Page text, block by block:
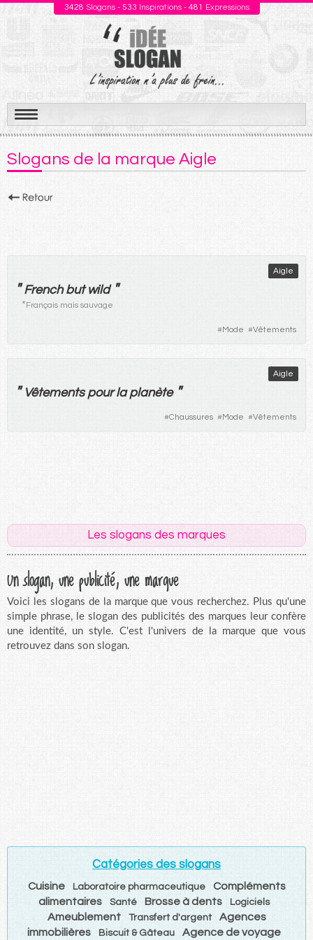
3428 Slogans - 533 Inspirations - 481 Expressions
Aller
au
contenu
Slogans de la marque Aigle
Aigle
"French but wild "
*Français mais sauvage
#Mode #Vêtements
Aigle
" Vêtements pour la planète "
#Chaussures #Mode #Vêtements
Les slogans des marques
Un slogan, une publicité, une marque
Voici les slogans de la marque que vous recherchez. Plus qu'une
simple phrase, le slogan des publicités des marques leur confère
une identité, un style. C'est l'univers de la marque que vous
retrouvez dans son slogan.
Catégories des slogans
Cuisine Laboratoire pharmaceutique
Compléments
alimentaires
Santé Brosse à dents Logiciels
Ameublement Transfert d'argent
Agences
immobilières
Biscuit & Gâteau Agence de voyage